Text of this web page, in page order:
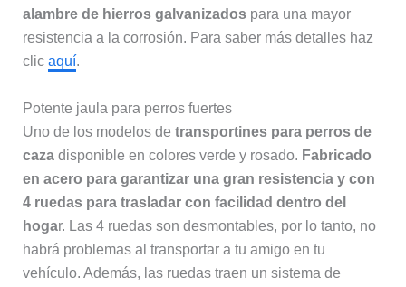
alambre de hierros galvanizadospara una mayor
resistencia a la corrosión. Para saber más detalles haz
clic aquí.
Potente jaula para perros fuertes
Uno de los modelos de transportines para perros de
cazadisponible en colores verde y rosado. Fabricado
en acero para garantizar una gran resistencia y con
4 ruedas para trasladar con facilidad dentro del
hogar. Las 4 ruedas son desmontables, por lo tanto, no
habrá problemas al transportar a tu amigo en tu
vehículo. Además, las ruedas traen un sistema de